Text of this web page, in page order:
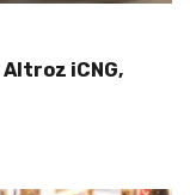
Altroz iCNG,